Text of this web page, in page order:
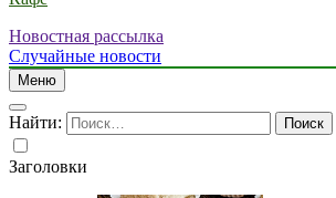
Новостная рассылка
Случайные новости
Меню
Найти:
Заголовки